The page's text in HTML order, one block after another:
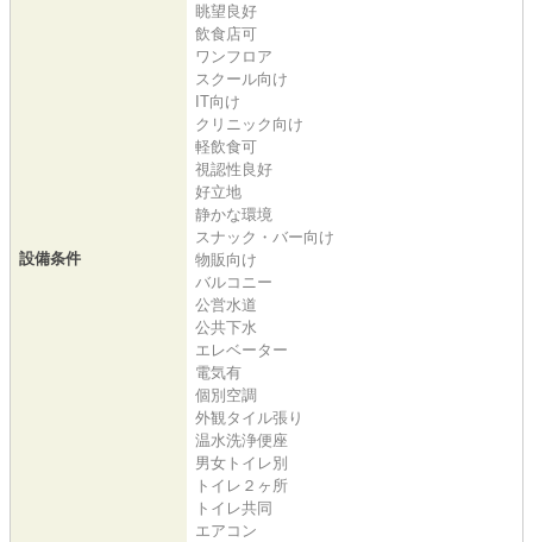
設備条件
眺望良好
飲食店可
ワンフロア
スクール向け
IT向け
クリニック向け
軽飲食可
視認性良好
好立地
静かな環境
スナック・バー向け
物販向け
バルコニー
公営水道
公共下水
エレベーター
電気有
個別空調
外観タイル張り
温水洗浄便座
男女トイレ別
トイレ２ヶ所
トイレ共同
エアコン